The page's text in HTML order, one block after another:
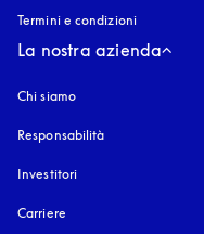
Termini e condizioni
La nostra azienda
Chi siamo
Responsabilità
Investitori
Carriere